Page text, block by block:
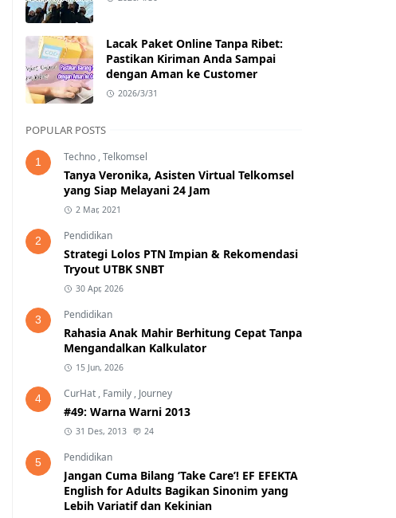
Lacak Paket Online Tanpa Ribet:
Pastikan Kiriman Anda Sampai
dengan Aman ke Customer
2026/3/31
POPULAR POSTS
1 Techno ,Telkomsel
Tanya Veronika, Asisten Virtual Telkomsel
yang Siap Melayani 24 Jam
2 Mar, 2021
2 Pendidikan
Strategi Lolos PTN Impian & Rekomendasi
Tryout UTBK SNBT
30 Apr, 2026
3 Pendidikan
Rahasia Anak Mahir Berhitung Cepat Tanpa
Mengandalkan Kalkulator
15 Jun, 2026
4 CurHat , Family , Journey
#49: Warna Warni 2013
31 Des, 2013 24
5 Pendidikan
Jangan Cuma Bilang ‘Take Care’! EF EFEKTA
English for Adults Bagikan Sinonim yang
Lebih Variatif dan Kekinian